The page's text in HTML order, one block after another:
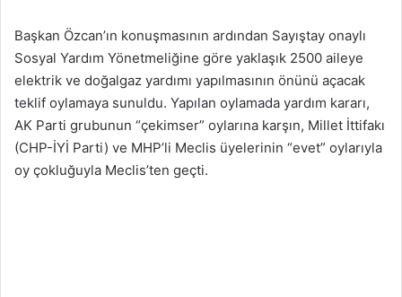
Başkan Özcan’ın konuşmasının ardından Sayıştay onaylı
Sosyal Yardım Yönetmeliğine göre yaklaşık 2500 aileye
elektrik ve doğalgaz yardımı yapılmasının önünü açacak
teklif oylamaya sunuldu. Yapılan oylamada yardım kararı,
AK Parti grubunun “çekimser” oylarına karşın, Millet İttifakı
(CHP-İYİ Parti) ve MHP’li Meclis üyelerinin “evet” oylarıyla
oy çokluğuyla Meclis’ten geçti.